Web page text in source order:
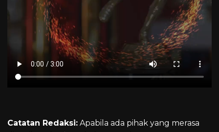
Catatan Redaksi: Apabila ada pihak yang merasa